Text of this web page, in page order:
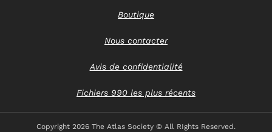
Boutique
Nous contacter
Avis de confidentialité
Fichiers 990 les plus récents
Copyright 2026 The Atlas Society © All RIghts Reserved.